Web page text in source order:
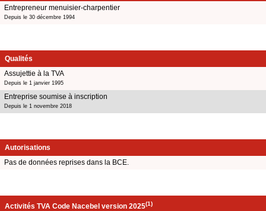
Entrepreneur menuisier-charpentier
Depuis le 30 décembre 1994
Qualités
Assujettie à la TVA
Depuis le 1 janvier 1995
Entreprise soumise à inscription
Depuis le 1 novembre 2018
Autorisations
Pas de données reprises dans la BCE.
Activités TVA Code Nacebel version 2025(1)